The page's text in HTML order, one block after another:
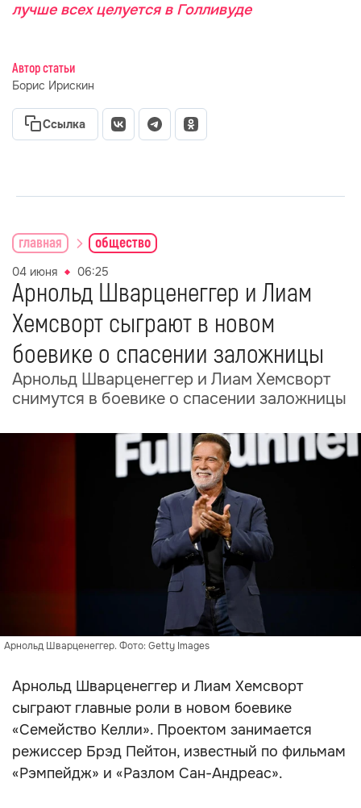
лучше всех целуется в Голливуде
Автор статьи
Борис Ирискин
Ссылка
главная общество
04 июня 06:25
Арнольд Шварценеггер и Лиам
Хемсворт сыграют в новом
боевике о спасении заложницы
Арнольд Шварценеггер и Лиам Хемсворт
снимутся в боевике о спасении заложницы
Арнольд Шварценеггер. Фото: Getty Images
Арнольд Шварценеггер и Лиам Хемсворт
сыграют главные роли в новом боевике
«Семейство Келли». Проектом занимается
режиссер Брэд Пейтон, известный по фильмам
«Рэмпейдж» и «Разлом Сан-Андреас».